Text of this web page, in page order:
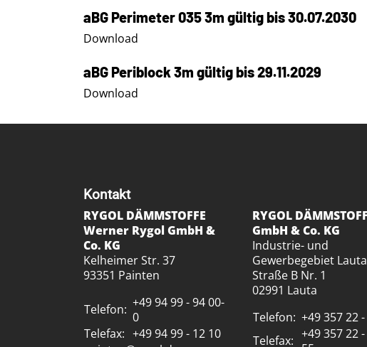
aBG Perimeter 035 3m gültig bis 30.07.2030
Download
aBG Periblock 3m gültig bis 29.11.2029
Download
Kontakt
RYGOL DÄMMSTOFFE
Werner Rygol GmbH &
Co. KG
Kelheimer Str. 37
93351 Painten
Telefon: +49 94 99 - 94 00-
0
Telefax: +49 94 99 - 12 10
RYGOL
GmbH & Co. KG
Industrie- und
Gewerbegebiet Lauta
Straße B Nr. 1
02991 Lauta
Telefon: +49 357 22
Telefax: +49 357 22